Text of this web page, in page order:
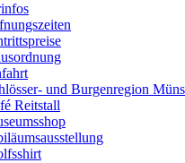
und Burgenregion
Reitstall